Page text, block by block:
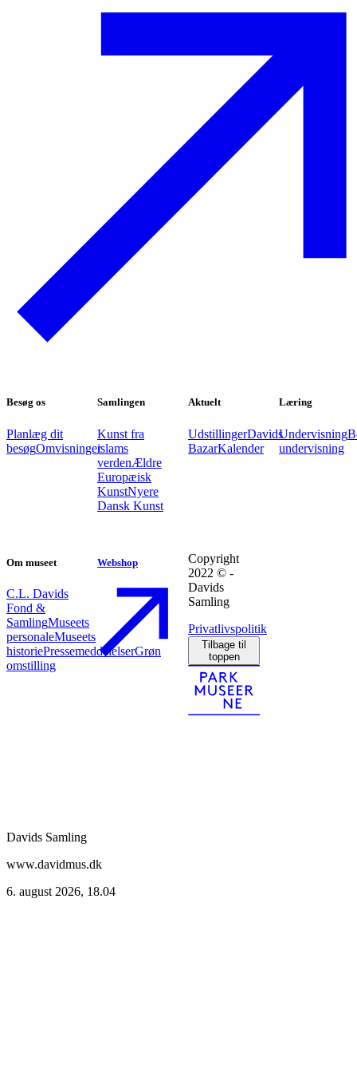
Besøg os
Planlæg dit
besøgOmvisninger
Samlingen
Kunst fra
islams
verdenÆldre
Europæisk
KunstNyere
Dansk Kunst
Aktuelt
UdstillingerDavids
BazarKalender
Læring
Undervisning
undervisning
Om museet
C.L. Davids
Fond &
SamlingMuseets
personaleMuseets
historiePressemeddelelserGrøn
omstilling
Webshop
Copyright
2022 © -
Davids
Samling
Privatlivspolitik
Tilbage til
toppen
Davids Samling
www.davidmus.dk
6. august 2026, 18.04